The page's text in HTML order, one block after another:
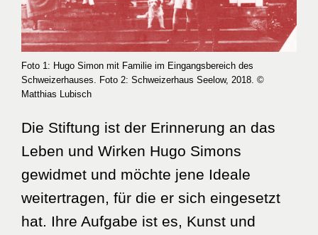
Foto 1: Hugo Simon mit Familie im Eingangsbereich des
Schweizerhauses. Foto 2: Schweizerhaus Seelow, 2018. ©
Matthias Lubisch
Die Stiftung ist der Erinnerung an das
Leben und Wirken Hugo Simons
gewidmet und möchte jene Ideale
weitertragen, für die er sich eingesetzt
hat. Ihre Aufgabe ist es, Kunst und